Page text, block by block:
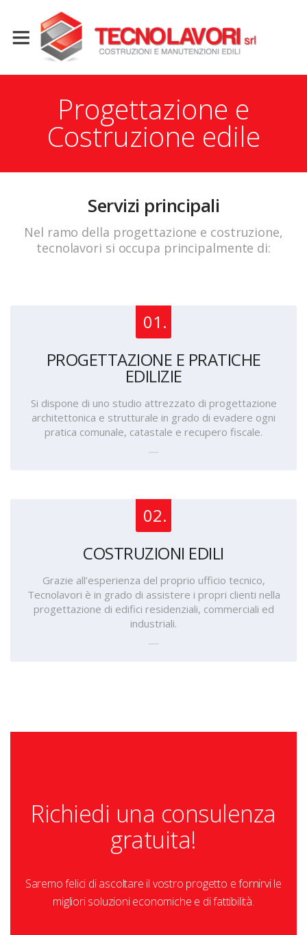
Progettazione e
Costruzione edile
Servizi principali
Nel ramo della progettazione e costruzione,
tecnolavori si occupa principalmente di:
01.
PROGETTAZIONE E PRATICHE
EDILIZIE
Si dispone di uno studio attrezzato di progettazione
architettonica e strutturale in grado di evadere ogni
pratica comunale, catastale e recupero fiscale.
02.
COSTRUZIONI EDILI
Grazie all’esperienza del proprio ufficio tecnico,
Tecnolavori è in grado di assistere i propri clienti nella
progettazione di edifici residenziali, commerciali ed
industriali.
Richiedi una consulenza
gratuita!
Saremo felici di ascoltare il vostro progetto e fornirvi le
migliori soluzioni economiche e di fattibilità.